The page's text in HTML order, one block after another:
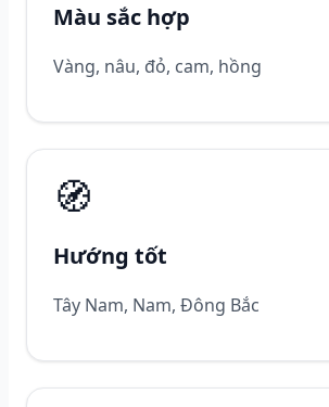
Màu sắc hợp
Vàng, nâu, đỏ, cam, hồng
🧭
Hướng tốt
Tây Nam, Nam, Đông Bắc